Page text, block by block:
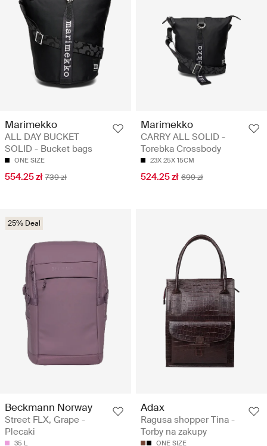
Marimekko
ALL DAY BUCKET
SOLID - Bucket bags
ONE SIZE
554.25 zł 739 zł
Marimekko
CARRY ALL SOLID -
Torebka Crossbody
23X 25X 15CM
524.25 zł 699 zł
25% Deal
Beckmann Norway
Street FLX, Grape -
Plecaki
35 L
Adax
Ragusa shopper Tina -
Torby na zakupy
ONE SIZE